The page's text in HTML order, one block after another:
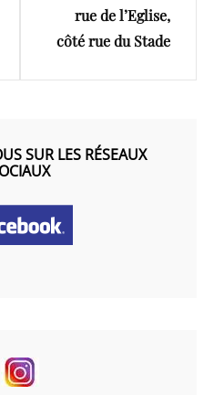
rue de l’Eglise,
côté rue du Stade
SUR LES RÉSEAUX